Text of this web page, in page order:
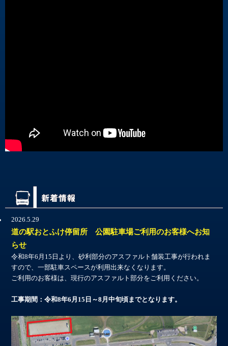
2026.5.29
道の駅おとふけ停留所 公園駐車場ご利用のお客様へお知
らせ
令和8年6月15日より、砂利部分のアスファルト舗装工事が行われま
すので、一部駐車スペースが利用出来なくなります。
ご利用のお客様は、現行のアスファルト部分をご利用ください。
工事期間：令和8年6月15日～8月中旬頃までとなります。